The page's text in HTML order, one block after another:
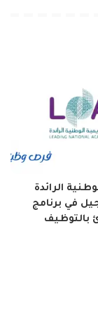
الرائدة
في برنامج
بالتوظيف